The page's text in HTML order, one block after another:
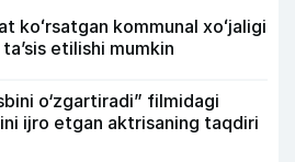
koʻrsatgan kommunal xoʻjaligi
etilishi mumkin
o‘zgartiradi” filmidagi
ijro etgan aktrisaning taqdiri